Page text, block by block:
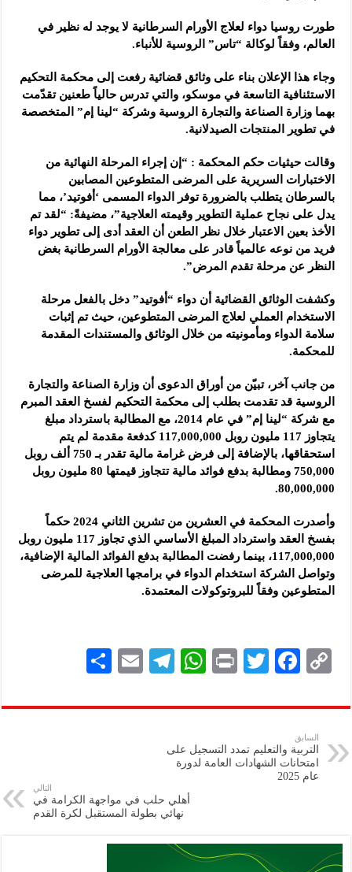
طورت روسيا دواء لعلاج الأورام السرطانية لا يوجد له نظير في
العالم، وفقاً لوكالة “تاس” الروسية للأنباء.
وجاء هذا الإعلان بناء على وثائق قضائية رفعت إلى محكمة التحكيم
الاستئنافية التاسعة في موسكو، والتي تدرس حالياً طعنين تقدّمت
بهما وزارة الصناعة والتجارة الروسية وشركة “لينا إم” المتخصصة
في تطوير المنتجات الصيدلانية.
وقالت حيثيات حكم المحكمة : “إن إجراء المرحلة النهائية من
الاختبارات السريرية على المرضى المتطوعين المصابين
بالسرطان يتطلب بالضرورة توفر الدواء المسمى ‘أفوتيد’، مما
يدل على نجاح عملية التطوير وقيمته العلاجية”، مضيفةً: “لقد تم
الأخذ بعين الاعتبار خلال نظر الطعن أن العقد أدى إلى تطوير دواء
فريد من نوعه عالمياً قادر على معالجة الأورام السرطانية بغض
النظر عن مرحلة تقدم المرض”.
وكشفت الوثائق القضائية أن دواء “أفوتيد” دخل بالفعل مرحلة
الاستخدام العملي لعلاج المرضى المتطوعين، حيث تم إثبات
سلامة الدواء ومأمونيته من خلال الوثائق والمستندات المقدمة
للمحكمة.
من جانب آخر، تبيّن من أوراق الدعوى أن وزارة الصناعة والتجارة
الروسية قد تقدمت بطلب إلى محكمة التحكيم لفسخ العقد المبرم
مع شركة “لينا إم” في عام 2014، مع المطالبة باسترداد مبلغ
يتجاوز 117 مليون روبل 117,000,000 كدفعة مقدمة لم يتم
استحقاقها، بالإضافة إلى فرض غرامة مالية تقدر بـ 750 ألف روبل
750,000 ومطالبة بدفع فوائد مالية تتجاوز قيمتها 80 مليون روبل
80,000,000.
وأصدرت المحكمة في العشرين من تشرين الثاني 2024 حكماً
بفسخ العقد واسترداد المبلغ الأساسي الذي تجاوز 117 مليون روبل
117,000,000، بينما رفضت المطالبة بدفع الفوائد المالية الإضافية،
وتواصل الشركة استخدام الدواء في برامجها العلاجية للمرضى
المتطوعين وفقاً للبروتوكولات المعتمدة.
C
p
y
Li
n
F
eb
k
T
tt
P
nt
W
at
A
p
Te
gr
E
ai
ar
السابق
التربية والتعليم تمدد التسجيل على
امتحانات الشهادات العامة لدورة
عام 2025
التالي
أهلي حلب في مواجهة الكرامة في
نهائي بطولة المستقبل لكرة القدم